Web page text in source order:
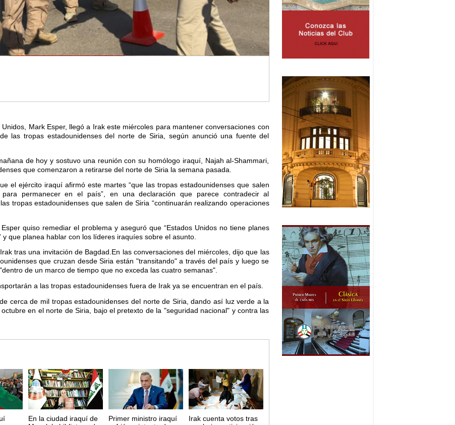
Mark Esper, llegó a Irak este miércoles para mantener conversaciones con
las tropas estadounidenses del norte de Siria, según anunció una fuente del
de hoy y sostuvo una reunión con su homólogo iraquí, Najah al-Shammari,
que comenzaron a retirarse del norte de Siria la semana pasada.
el ejército iraquí afirmó este martes “que las tropas estadounidenses que salen
permanecer en el país”, en una declaración que parece contradecir al
tropas estadounidenses que salen de Siria “continuarán realizando operaciones
quiso remediar el problema y aseguró que “Estados Unidos no tiene planes
y que planea hablar con los líderes iraquíes sobre el asunto.
tras una invitación de Bagdad.En las conversaciones del miércoles, dijo que las
que cruzan desde Siria están "transitando" a través del país y luego se
de un marco de tiempo que no exceda las cuatro semanas".
a las tropas estadounidenses fuera de Irak ya se encuentran en el país.
cerca de mil tropas estadounidenses del norte de Siria, dando así luz verde a la
en el norte de Siria, bajo el pretexto de la "seguridad nacional" y contra las
En la ciudad iraquí de
Primer ministro iraquí
Irak cuenta votos tras